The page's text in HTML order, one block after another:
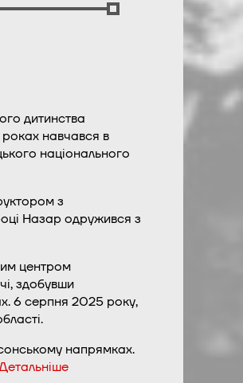
дитинства
навчався в
національного
з
Назар одружився з
центром
здобувши
6 серпня 2025 року,
напрямках.